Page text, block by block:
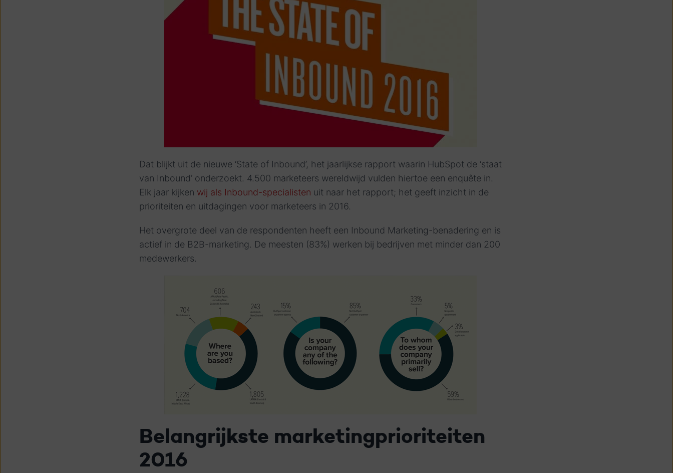
Dat blijkt uit de nieuwe ‘State of Inbound’, het jaarlijkse rapport waarin HubSpot de ‘staat
van Inbound’ onderzoekt. 4.500 marketeers wereldwijd vulden hiertoe een enquête in.
Elk jaar kijken wij als Inbound-specialisten uit naar het rapport; het geeft inzicht in de
prioriteiten en uitdagingen voor marketeers in 2016.
Het overgrote deel van de respondenten heeft een Inbound Marketing-benadering en is
actief in de B2B-marketing. De meesten (83%) werken bij bedrijven met minder dan 200
medewerkers.
Belangrijkste marketingprioriteiten
2016